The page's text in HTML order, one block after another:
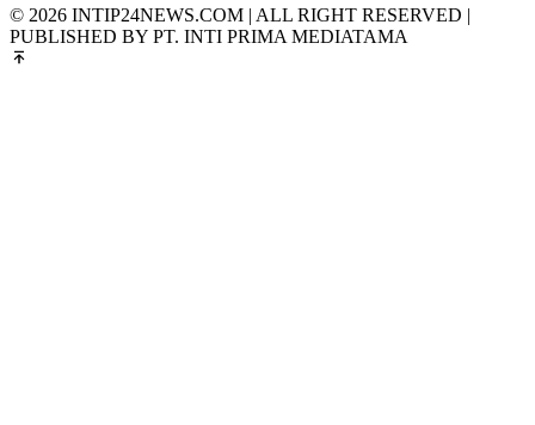
© 2026 INTIP24NEWS.COM | ALL RIGHT RESERVED |
PUBLISHED BY PT. INTI PRIMA MEDIATAMA